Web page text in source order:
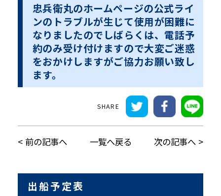
忠兵衛丸のホームページの公式ライ
ンのトラブルが生じて使用が困難に
なりましたのでしばらくは、電話予
約のみ受け付けますので大変ご迷惑
をおかけしますがご協力お願い致し
ます。
前の記事へ 一覧へ戻る 次の記事へ
出船予定表